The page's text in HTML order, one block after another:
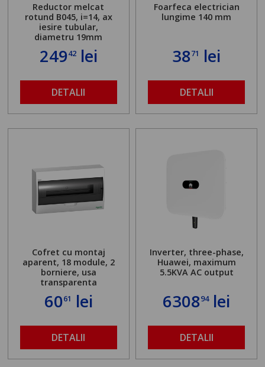
Reductor melcat
rotund B045, i=14, ax
iesire tubular,
diametru 19mm
24942lei
DETALII
Foarfeca electrician
lungime 140 mm
3871 lei
DETALII
Cofret cu montaj
aparent, 18 module, 2
borniere, usa
transparenta
6061 lei
DETALII
Inverter, three-phase,
Huawei, maximum
5.5KVA AC output
630894lei
DETALII